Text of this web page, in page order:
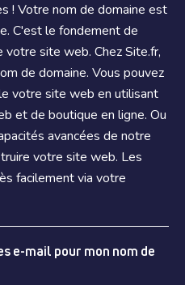
! Votre nom de domaine est
C'est le fondement de
site web. Chez Site.fr,
de domaine. Vous pouvez
votre site web en utilisant
et de boutique en ligne. Ou
avancées de notre
votre site web. Les
facilement via votre
e-mail pour mon nom de